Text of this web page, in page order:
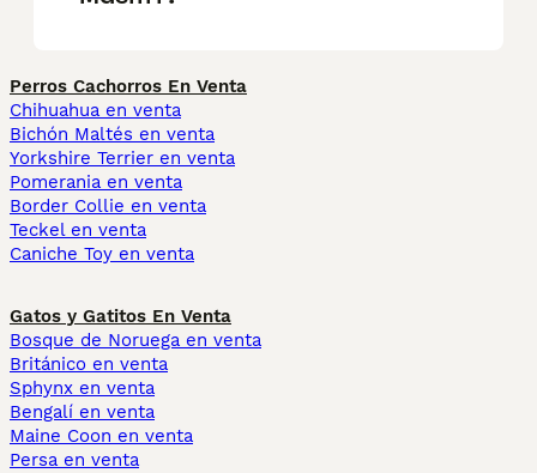
Perros Cachorros En Venta
Chihuahua en venta
Bichón Maltés en venta
Yorkshire Terrier en venta
Pomerania en venta
Border Collie en venta
Teckel en venta
Caniche Toy en venta
Gatos y Gatitos En Venta
Bosque de Noruega en venta
Británico en venta
Sphynx en venta
Bengalí en venta
Maine Coon en venta
Persa en venta